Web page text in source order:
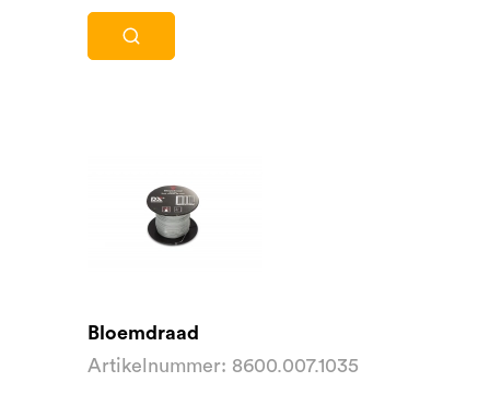
Bloemdraad
Artikelnummer: 8600.007.1035